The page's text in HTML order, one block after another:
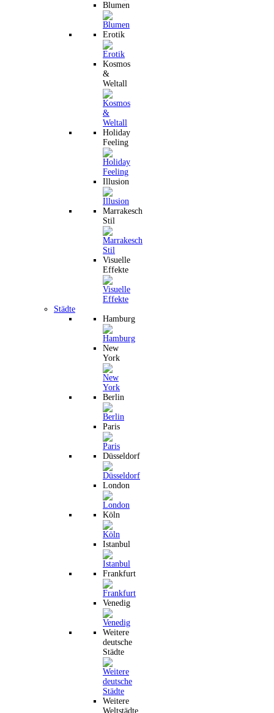
Blumen
Erotik
Kosmos
&
Weltall
Holiday
Feeling
Illusion
Marrakesch
Stil
Visuelle
Effekte
Städte
Hamburg
New
York
Berlin
Paris
Düsseldorf
London
Köln
Istanbul
Frankfurt
Venedig
Weitere
deutsche
Städte
Weitere
Weltstädte